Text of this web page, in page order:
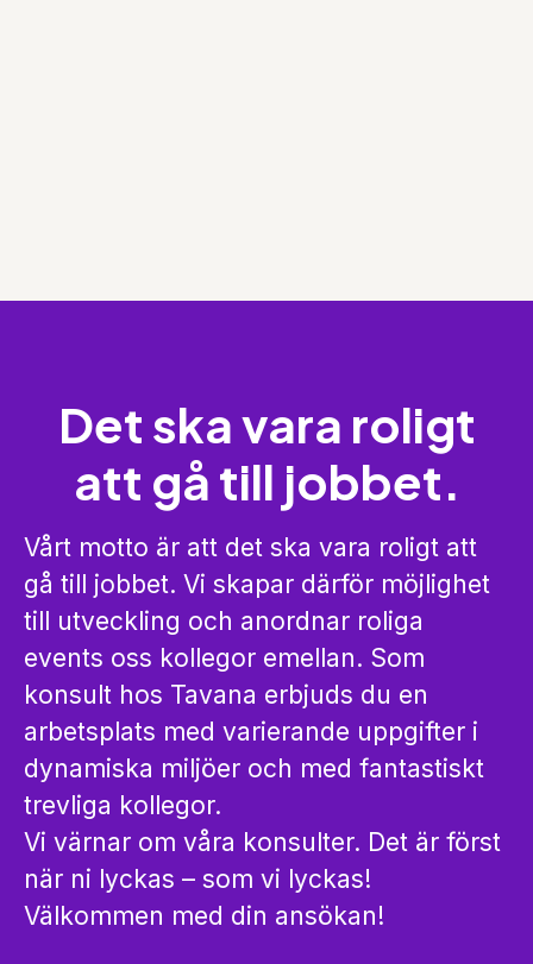
Det ska vara roligt
att gå till jobbet.
Vårt motto är att det ska vara roligt att
gå till jobbet. Vi skapar därför möjlighet
till utveckling och anordnar roliga
events oss kollegor emellan. Som
konsult hos Tavana erbjuds du en
arbetsplats med varierande uppgifter i
dynamiska miljöer och med fantastiskt
trevliga kollegor.
Vi värnar om våra konsulter. Det är först
när ni lyckas – som vi lyckas!
Välkommen med din ansökan!